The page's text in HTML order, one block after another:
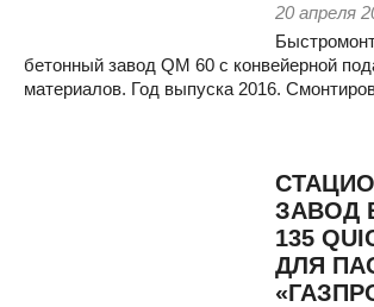
20 апреля
бетонный завод QM 60 с конвейерной
материалов. Год выпуска 2016.
ЗАВОД
135
ДЛЯ